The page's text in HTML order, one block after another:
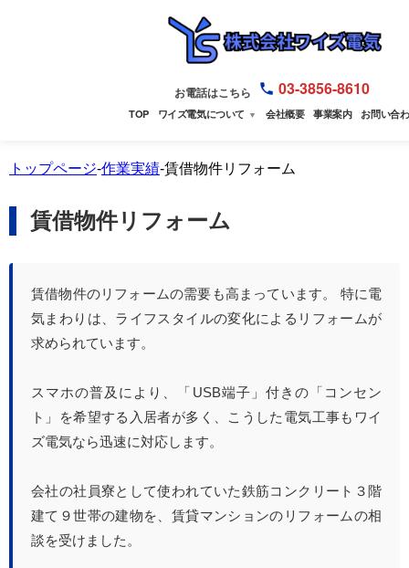
お電話はこちら 03-3856-8610
TOP ワイズ電気について ▼ 会社概要 事業案内 お問い合
トップページ-作業実績-賃借物件リフォーム
賃借物件リフォーム
賃借物件のリフォームの需要も高まっています。 特に電
気まわりは、ライフスタイルの変化によるリフォームが
求められています。
スマホの普及により、「USB端子」付きの「コンセン
ト」を希望する入居者が多く、こうした電気工事もワイ
ズ電気なら迅速に対応します。
会社の社員寮として使われていた鉄筋コンクリート３階
建て９世帯の建物を、賃貸マンションのリフォームの相
談を受けました。